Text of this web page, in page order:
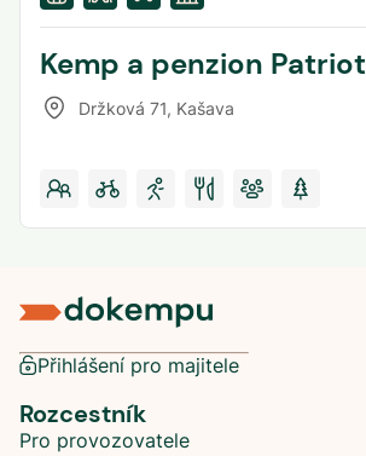
Kemp a penzion Patriot
Držková 71, Kašava
Přihlášení pro majitele
Rozcestník
Pro provozovatele